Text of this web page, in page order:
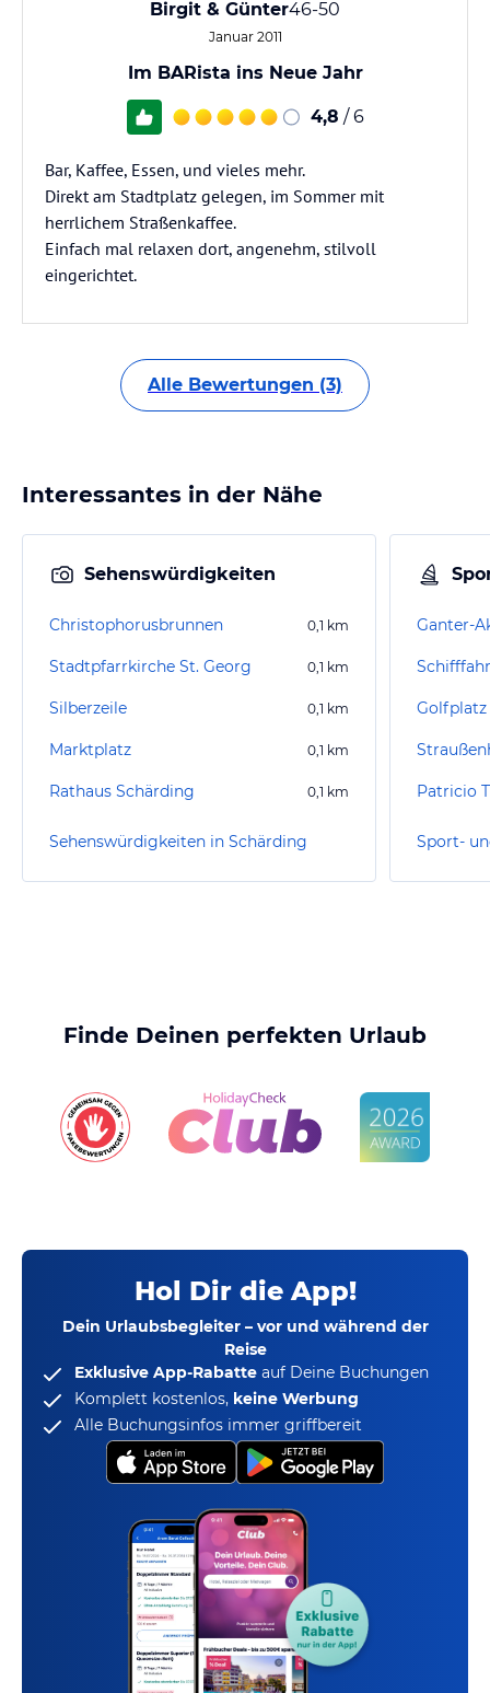
Birgit & Günter46-50
Januar 2011
Im BARista ins Neue Jahr
4,8 / 6
Bar, Kaffee, Essen, und vieles mehr.
Direkt am Stadtplatz gelegen, im Sommer mit
herrlichem Straßenkaffee.
Einfach mal relaxen dort, angenehm, stilvoll
eingerichtet.
Alle Bewertungen (3)
Interessantes in der Nähe
Sehenswürdigkeiten
Christophorusbrunnen 0,1 km
Stadtpfarrkirche St. Georg 0,1 km
Silberzeile 0,1 km
Marktplatz 0,1 km
Rathaus Schärding 0,1 km
Sehenswürdigkeiten in Schärding
Ganter-
Golfplatz
Patricio
Finde Deinen perfekten Urlaub
Hol Dir die App!
Dein Urlaubsbegleiter – vor und während der
Reise
Exklusive App-Rabatte auf Deine Buchungen
Komplett kostenlos, keine Werbung
Alle Buchungsinfos immer griffbereit